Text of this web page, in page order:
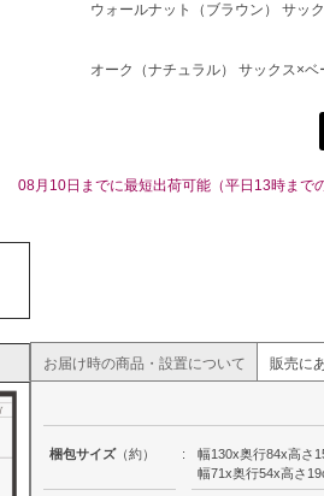
ウォールナット（ブラウン） サッ
オーク（ナチュラル） サックス×ベ
08月10日までに最短出荷可能（平日13時まで
お届け時の商品・設置について 販売に
梱包サイズ（約） :
幅130x奥行84x高さ
幅71x奥行54x高さ